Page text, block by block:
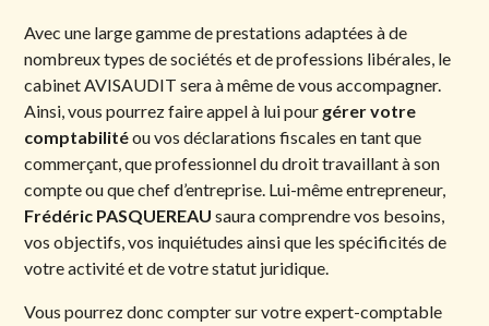
Avec une large gamme de prestations adaptées à de
nombreux types de sociétés et de professions libérales, le
cabinet AVISAUDIT sera à même de vous accompagner.
Ainsi, vous pourrez faire appel à lui pour gérer votre
comptabilitéou vos déclarations fiscales en tant que
commerçant, que professionnel du droit travaillant à son
compte ou que chef d’entreprise. Lui-même entrepreneur,
Frédéric PASQUEREAU saura comprendre vos besoins,
vos objectifs, vos inquiétudes ainsi que les spécificités de
votre activité et de votre statut juridique.
Vous pourrez donc compter sur votre expert-comptable